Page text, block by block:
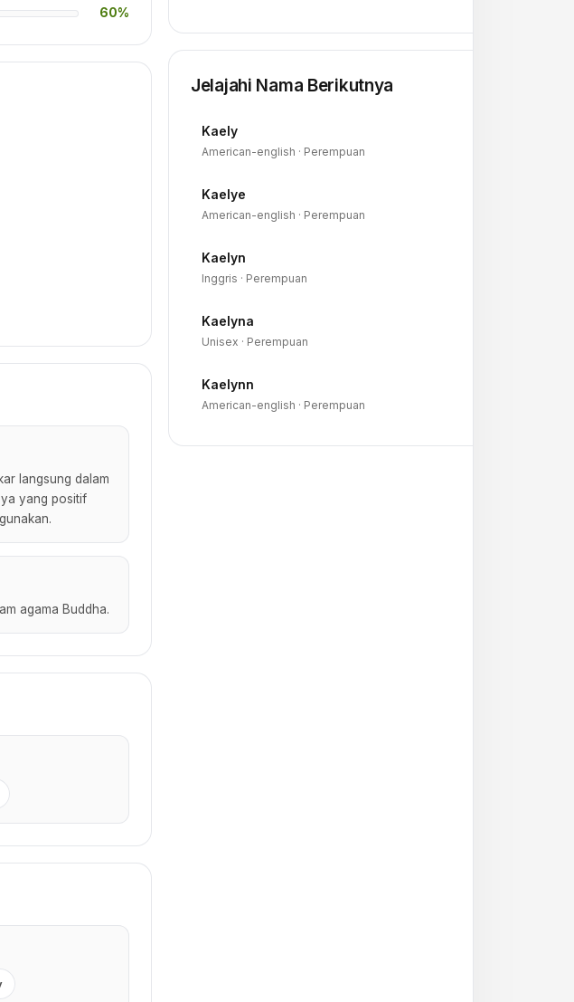
60%
langsung dalam
yang positif
agama Buddha.
Jelajahi Nama Berikutnya
Kaely
American-english · Perempuan
Kaelye
American-english · Perempuan
Kaelyn
Inggris · Perempuan
Kaelyna
Unisex · Perempuan
Kaelynn
American-english · Perempuan